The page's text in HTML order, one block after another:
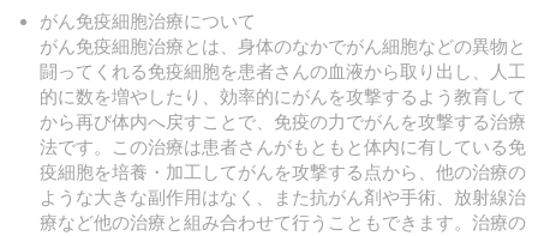
がん免疫細胞治療について
がん免疫細胞治療とは、身体のなかでがん細胞などの異物と
闘ってくれる免疫細胞を患者さんの血液から取り出し、人工
的に数を増やしたり、効率的にがんを攻撃するよう教育して
から再び体内へ戻すことで、免疫の力でがんを攻撃する治療
法です。この治療は患者さんがもともと体内に有している免
疫細胞を培養・加工してがんを攻撃する点から、他の治療の
ような大きな副作用はなく、また抗がん剤や手術、放射線治
療など他の治療と組み合わせて行うこともできます。治療の